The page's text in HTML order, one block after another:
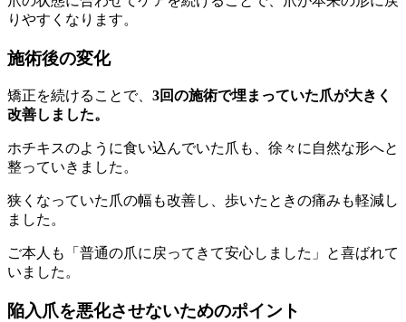
りやすくなります。
施術後の変化
矯正を続けることで、 3回の施術で埋まっていた爪が大きく
改善しました。
ホチキスのように食い込んでいた爪も、徐々に自然な形へと
整っていきました。
狭くなっていた爪の幅も改善し、歩いたときの痛みも軽減し
ました。
ご本人も「普通の爪に戻ってきて安心しました」と喜ばれて
いました。
陥入爪を悪化させないためのポイント